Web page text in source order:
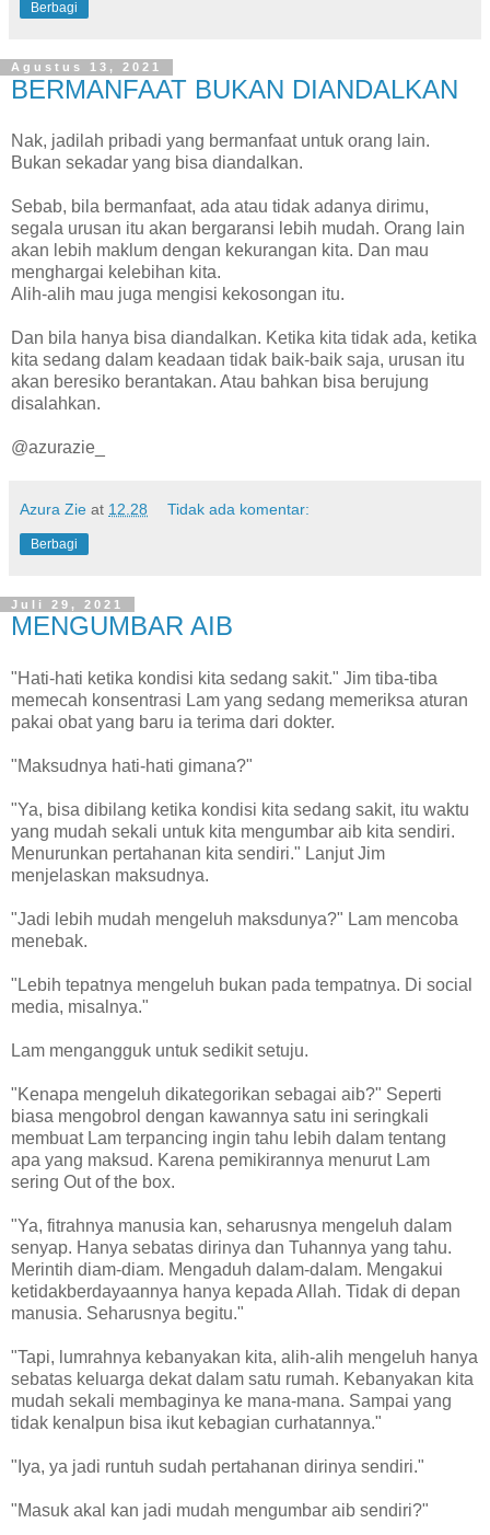
Berbagi
Agustus 13, 2021
BERMANFAAT BUKAN DIANDALKAN
Nak, jadilah pribadi yang bermanfaat untuk orang lain.
Bukan sekadar yang bisa diandalkan.
Sebab, bila bermanfaat, ada atau tidak adanya dirimu,
segala urusan itu akan bergaransi lebih mudah. Orang lain
akan lebih maklum dengan kekurangan kita. Dan mau
menghargai kelebihan kita.
Alih-alih mau juga mengisi kekosongan itu.
Dan bila hanya bisa diandalkan. Ketika kita tidak ada, ketika
kita sedang dalam keadaan tidak baik-baik saja, urusan itu
akan beresiko berantakan. Atau bahkan bisa berujung
disalahkan.
@azurazie_
Azura Zie at 12.28 Tidak ada komentar:
Berbagi
Juli 29, 2021
MENGUMBAR AIB
"Hati-hati ketika kondisi kita sedang sakit." Jim tiba-tiba
memecah konsentrasi Lam yang sedang memeriksa aturan
pakai obat yang baru ia terima dari dokter.
"Maksudnya hati-hati gimana?"
"Ya, bisa dibilang ketika kondisi kita sedang sakit, itu waktu
yang mudah sekali untuk kita mengumbar aib kita sendiri.
Menurunkan pertahanan kita sendiri." Lanjut Jim
menjelaskan maksudnya.
"Jadi lebih mudah mengeluh maksdunya?" Lam mencoba
menebak.
"Lebih tepatnya mengeluh bukan pada tempatnya. Di social
media, misalnya."
Lam mengangguk untuk sedikit setuju.
"Kenapa mengeluh dikategorikan sebagai aib?" Seperti
biasa mengobrol dengan kawannya satu ini seringkali
membuat Lam terpancing ingin tahu lebih dalam tentang
apa yang maksud. Karena pemikirannya menurut Lam
sering Out of the box.
"Ya, fitrahnya manusia kan, seharusnya mengeluh dalam
senyap. Hanya sebatas dirinya dan Tuhannya yang tahu.
Merintih diam-diam. Mengaduh dalam-dalam. Mengakui
ketidakberdayaannya hanya kepada Allah. Tidak di depan
manusia. Seharusnya begitu."
"Tapi, lumrahnya kebanyakan kita, alih-alih mengeluh hanya
sebatas keluarga dekat dalam satu rumah. Kebanyakan kita
mudah sekali membaginya ke mana-mana. Sampai yang
tidak kenalpun bisa ikut kebagian curhatannya."
"Iya, ya jadi runtuh sudah pertahanan dirinya sendiri."
"Masuk akal kan jadi mudah mengumbar aib sendiri?"